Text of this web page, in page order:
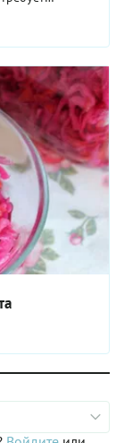
необходимо,
и лучше
постоянного
участие,
с
у вас дома
тот же